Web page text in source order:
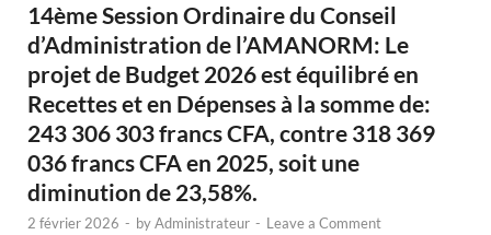
14ème Session Ordinaire du Conseil
d’Administration de l’AMANORM: Le
projet de Budget 2026 est équilibré en
Recettes et en Dépenses à la somme de:
243 306 303 francs CFA, contre 318 369
036 francs CFA en 2025, soit une
diminution de 23,58%.
2 février 2026 - byAdministrateur - Leave a Comment